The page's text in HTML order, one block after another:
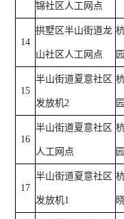
锦社区人工网点
14
拱墅区半山街道龙
山社区人工网点
15
半山街道夏意社区
发放机2
16
半山街道夏意社区
人工网点
17
半山街道夏意社区
发放机1